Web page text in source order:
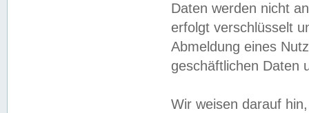
Daten werden nicht
erfolgt verschlüsselt
Abmeldung eines
geschäftlichen Daten
Wir weisen darauf